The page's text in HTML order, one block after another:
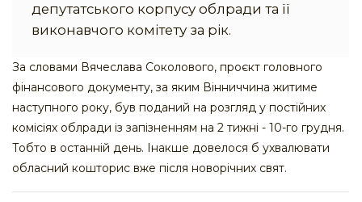
депутатського корпусу облради та її
виконавчого комітету за рік.
За словами Вячеслава Соколового, проєкт головного
фінансового документу, за яким Вінниччина житиме
наступного року, був поданий на розгляд у постійних
комісіях облради із запізненням на 2 тижні - 10-го грудня.
Тобто в останній день. Інакше довелося б ухвалювати
обласний кошторис вже після новорічних свят.